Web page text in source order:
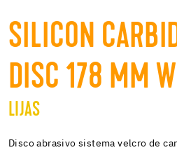
SILICON
DISC 178 MM
LIJAS
Disco abrasivo sistema velcro de